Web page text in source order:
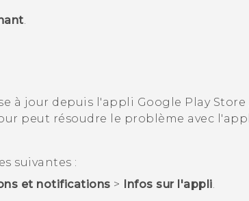
à jour depuis l'appli Google Play Store
peut résoudre le problème avec
suivantes :
et notifications > Infos sur l'appli.